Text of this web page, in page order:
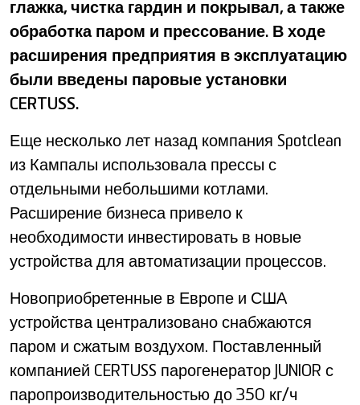
глажка, чистка гардин и покрывал, а также
обработка паром и прессование. В ходе
расширения предприятия в эксплуатацию
были введены паровые установки
CERTUSS.
Еще несколько лет назад компания Spotclean
из Кампалы использовала прессы с
отдельными небольшими котлами.
Расширение бизнеса привело к
необходимости инвестировать в новые
устройства для автоматизации процессов.
Новоприобретенные в Европе и США
устройства централизовано снабжаются
паром и сжатым воздухом. Поставленный
компанией CERTUSS парогенератор JUNIOR с
паропроизводительностью до 350 кг/ч